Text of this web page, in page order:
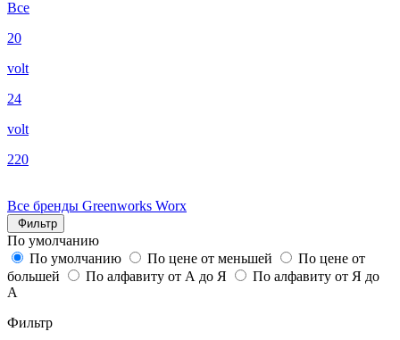
Все
20
volt
24
volt
220
Все бренды Greenworks Worx
Фильтр
По умолчанию
По умолчанию
По цене от меньшей
По цене от
большей
По алфавиту от А до Я
По алфавиту от Я до
А
Фильтр